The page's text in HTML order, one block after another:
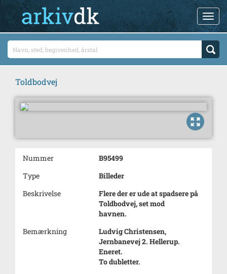
Toldbodvej
Nummer
B95499
Type
Billeder
Beskrivelse
Flere der er ude at spadsere på
Toldbodvej, set mod
havnen.
Bemærkning
Ludvig Christensen,
Jernbanevej 2. Hellerup.
Eneret.
To dubletter.